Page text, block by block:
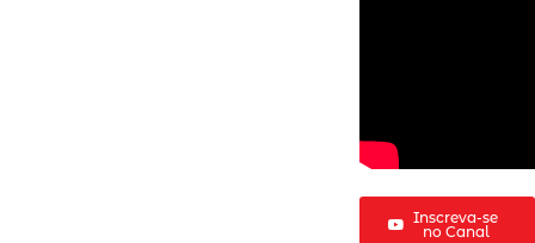
Inscreva-se
no Canal